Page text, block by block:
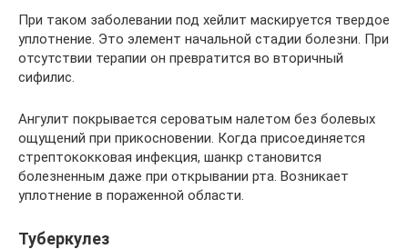
При таком заболевании под хейлит маскируется твердое
уплотнение. Это элемент начальной стадии болезни. При
отсутствии терапии он превратится во вторичный
сифилис.
Ангулит покрывается сероватым налетом без болевых
ощущений при прикосновении. Когда присоединяется
стрептококковая инфекция, шанкр становится
болезненным даже при открывании рта. Возникает
уплотнение в пораженной области.
Туберкулез